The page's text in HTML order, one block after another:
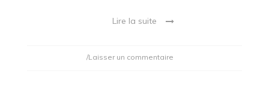
Lire la suite
/Laisser un commentaire